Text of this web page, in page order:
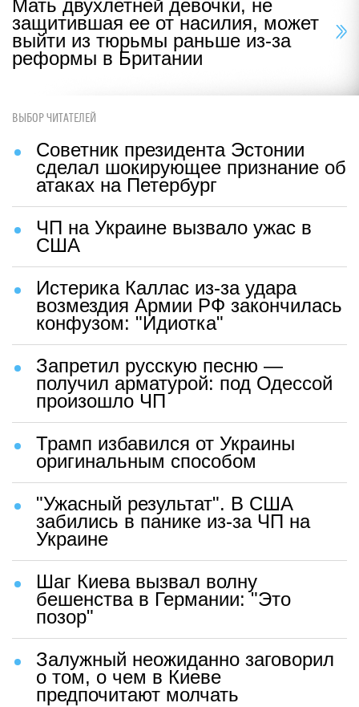
Мать двухлетней девочки, не
защитившая ее от насилия, может
выйти из тюрьмы раньше из-за
реформы в Британии
ВЫБОР ЧИТАТЕЛЕЙ
Советник президента Эстонии
сделал шокирующее признание об
атаках на Петербург
ЧП на Украине вызвало ужас в
США
Истерика Каллас из-за удара
возмездия Армии РФ закончилась
конфузом: "Идиотка"
Запретил русскую песню —
получил арматурой: под Одессой
произошло ЧП
Трамп избавился от Украины
оригинальным способом
"Ужасный результат". В США
забились в панике из-за ЧП на
Украине
Шаг Киева вызвал волну
бешенства в Германии: "Это
позор"
Залужный неожиданно заговорил
о том, о чем в Киеве
предпочитают молчать